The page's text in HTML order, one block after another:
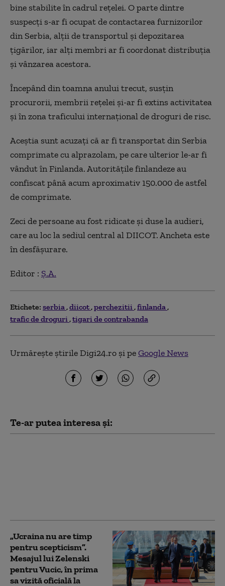
bine stabilite în cadrul rețelei. O parte dintre
suspecți s-ar fi ocupat de contactarea furnizorilor
din Serbia, alții de transportul și depozitarea
țigărilor, iar alți membri ar fi coordonat distribuția
și vânzarea acestora.
Începând din toamna anului trecut, susțin
procurorii, membrii rețelei și-ar fi extins activitatea
și în zona traficului internațional de droguri de risc.
Aceștia sunt acuzați că ar fi transportat din Serbia
comprimate cu alprazolam, pe care ulterior le-ar fi
vândut în Finlanda. Autoritățile finlandeze au
confiscat până acum aproximativ 150.000 de astfel
de comprimate.
Zeci de persoane au fost ridicate și duse la audieri,
care au loc la sediul central al DIICOT. Ancheta este
în desfășurare.
Editor : Ș.A.
Etichete: serbia diicot perchezitii finlanda
trafic de droguri tigari de contrabanda
Urmărește știrile Digi24.ro și peGoogle News
Te-ar putea interesa și:
„Ucraina nu are timp
pentru scepticism”.
Mesajul lui Zelenski
pentru Vucic, în prima
sa vizită oficială la